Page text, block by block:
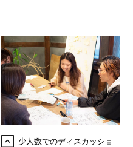
少人数でのディスカッショ